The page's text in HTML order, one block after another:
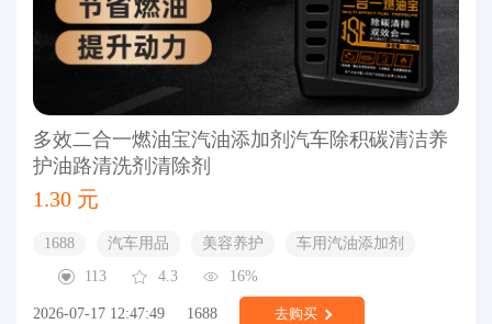
多效二合一燃油宝汽油添加剂汽车除积碳清洁养
护油路清洗剂清除剂
1.30 元
1688 汽车用品 美容养护
车用汽油添加剂
113
4.3 16%
2026-07-17 12:47:49 1688 去购买